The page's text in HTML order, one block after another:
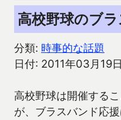
高校野球のブ
分類: 時事的な話題
日付: 2011年03月19
高校野球は開催する
が、ブラスバンド応